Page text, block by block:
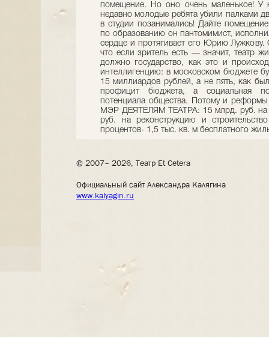
помещение. Но оно очень маленькое! У
недавно молодые ребята убили палками
в студии позанимались! Дайте
по образованию он пантомимист,
сердце и протягивает его Юрию
что если зритель есть — значит, театр
должно государство, как это и
интеллигенцию: в московском бюджете
15 миллиардов рублей, а не пять, как
профицит бюджета, а социальная
потенциала общества. Потому и
МЭР ДЕЯТЕЛЯМ ТЕАТРА: 15 млрд. руб. на
руб. на реконструкцию и
процентов- 1,5 тыс. кв. м бесплатного
© 2007– 2026, Театр Et Cetera
Официальный сайт Александра Калягина
www.kalyagin.ru